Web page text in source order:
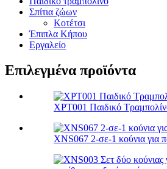
Σπίτια ζώων
Κοτέτσι
Έπιπλα Κήπου
Εργαλείο
Επιλεγμένα προϊόντα
XPT001 Παιδικό
XNS067 2-σε-1 κούνια για